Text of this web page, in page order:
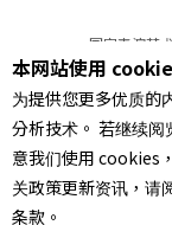
国家表演艺
© 2022
统
本站所提供相
本网站使用
为提供您更多优质的
分析技术。 若继续
意我们使用 cookies
关政策更新资讯，请
条款。